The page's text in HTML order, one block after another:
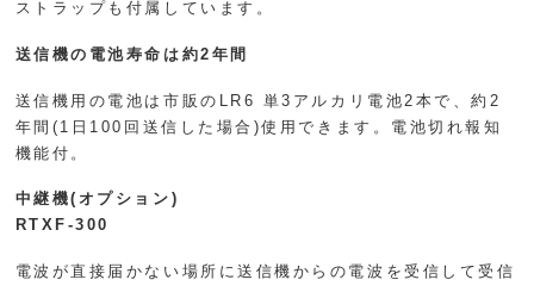
ストラップも付属しています。
送信機の電池寿命は約2年間
送信機用の電池は市販のLR6 単3アルカリ電池2本で、約2
年間(1日100回送信した場合)使用できます。電池切れ報知
機能付。
中継機(オプション)
RTXF-300
電波が直接届かない場所に送信機からの電波を受信して受信